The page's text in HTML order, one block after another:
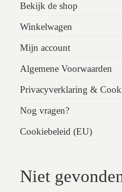
Bekijk de shop
Winkelwagen
Mijn account
Algemene Voorwaarden
Privacyverklaring &
Nog vragen?
Cookiebeleid (EU)
Niet